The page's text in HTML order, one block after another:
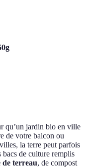
qu’un jardin bio en ville
de votre balcon ou
la terre peut parfois
de culture remplis
de terreau, de compost